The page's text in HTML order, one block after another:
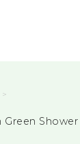
Green